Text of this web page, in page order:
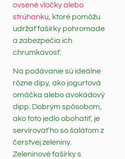
ovsené vločky alebo
strúhanku , ktoré pomôžu
udržať fašírky pohromade
a zabezpečia ich
chrumkavosť.
Na podávanie sú ideálne
rôzne dipy, ako jogurtová
omáčka alebo avokádový
dipp. Dobrým spôsobom,
ako toto jedlo obohatiť, je
servírovať ho so šalátom z
čerstvej zeleniny.
Zeleninové fašírky s